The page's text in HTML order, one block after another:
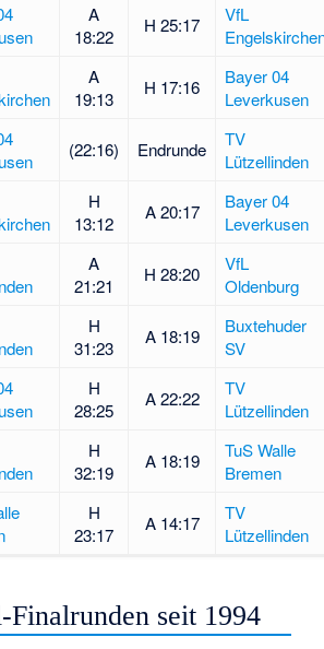
A
18:22
H 25:17
VfL
A
19:13
H 17:16
Bayer 04
Leverkusen
(22:16) Endrunde
TV
Lützellinden
H
13:12
A 20:17
Bayer 04
Leverkusen
A
21:21
H 28:20
VfL
Oldenburg
H
31:23
A 18:19
Buxtehuder
SV
H
28:25
A 22:22
TV
Lützellinden
H
32:19
A 18:19
TuS Walle
Bremen
H
23:17
A 14:17
TV
Lützellinden
seit 1994